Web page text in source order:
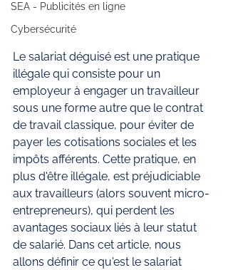
SEA - Publicités en ligne
Cybersécurité
Le salariat déguisé est une pratique
illégale qui consiste pour un
employeur à engager un travailleur
sous une forme autre que le contrat
de travail classique, pour éviter de
payer les cotisations sociales et les
impôts afférents. Cette pratique, en
plus d'être illégale, est préjudiciable
aux travailleurs (alors souvent micro-
entrepreneurs), qui perdent les
avantages sociaux liés à leur statut
de salarié. Dans cet article, nous
allons définir ce qu'est le salariat